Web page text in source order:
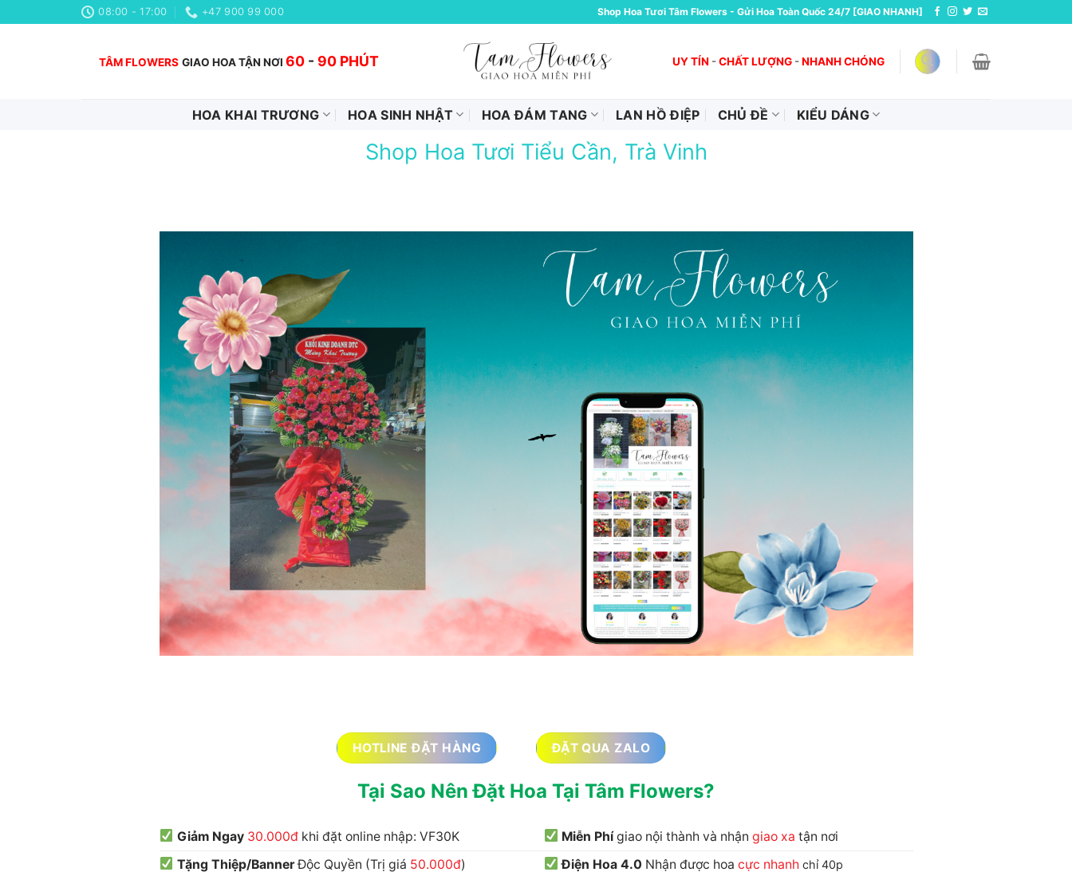
đến
08:00 - 17:00 +47 900 99 000 Shop Hoa Tươi Tâm Flowers - Gửi Hoa Toàn Quốc 24/7 [GIAO NHANH]
TÂM FLOWERS GIAO HOA TẬN NƠI 60 - 90 PHÚT UY TÍN -CHẤT LƯỢNG -NHANH CHÓNG
HOA KHAI TRƯƠNG HOA SINH NHẬT HOA ĐÁM TANG LAN HỒ ĐIỆP CHỦ ĐỀ KIỂU DÁNG
Shop Hoa Tươi Tiểu Cần, Trà Vinh
HOTLINE ĐẶT HÀNG ĐẶT QUA ZALO
Tại Sao Nên Đặt Hoa Tại Tâm Flowers?
Giảm Ngay 30.000đkhi đặt online nhập: VF30K Miễn Phígiao nội thành và nhận giao xa tận nơi
Tặng Thiệp/BannerĐộc Quyền (Trị giá 50.000đ) Điện Hoa 4.0 Nhận được hoa cực nhanh chỉ 40p